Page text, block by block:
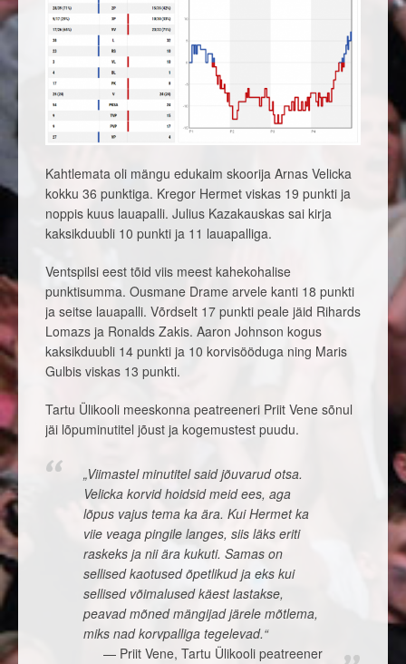
Kahtlemata oli mängu edukaim skoorija Arnas Velicka
kokku 36 punktiga. Kregor Hermet viskas 19 punkti ja
noppis kuus lauapalli. Julius Kazakauskas sai kirja
kaksikduubli 10 punkti ja 11 lauapalliga.
Ventspilsi eest tõid viis meest kahekohalise
punktisumma. Ousmane Drame arvele kanti 18 punkti
ja seitse lauapalli. Võrdselt 17 punkti peale jäid Rihards
Lomazs ja Ronalds Zakis. Aaron Johnson kogus
kaksikduubli 14 punkti ja 10 korvisööduga ning Maris
Gulbis viskas 13 punkti.
Tartu Ülikooli meeskonna peatreeneri Priit Vene sõnul
jäi lõpuminutitel jõust ja kogemustest puudu.
„Viimastel minutitel said jõuvarud otsa.
Velicka korvid hoidsid meid ees, aga
lõpus vajus tema ka ära. Kui Hermet ka
viie veaga pingile langes, siis läks eriti
raskeks ja nii ära kukuti. Samas on
sellised kaotused õpetlikud ja eks kui
sellised võimalused käest lastakse,
peavad mõned mängijad järele mõtlema,
miks nad korvpalliga tegelevad.“
Priit Vene, Tartu Ülikooli peatreener